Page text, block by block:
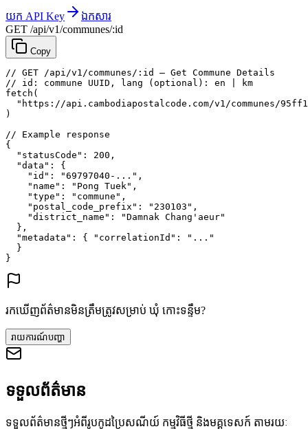
យក API Key
ឯកសារ
GET /api/v1/communes/:id
Copy
// GET /api/v1/communes/:id — Get Commune Details
// id: commune UUID, lang (optional): en | km
fetch (
"https://api.cambodiapostalcode.com/v1/communes/
)
// Example response
{
"statusCode" : 200 ,
"data" : {
"id" : "69797040-..." ,
"name" : "Pong Tuek" ,
"type" : "commune" ,
"postal_code_prefix" : "230103" ,
"district_name" :
"Damnak Chang'aeur"
},
"metadata" : { "correlationId" :
"..."
}
}
រកឃើញព័ត៌មានមិនត្រឹមត្រូវសម្រាប់ ឃុំ កោះទន្ទឹម?
រាយការណ៍បញ្ហា
ទទួលព័ត៌មាន
ទទួលព័ត៌មានថ្មីៗអំពីរូបកូដប្រៃសណីយ៍ កម្មវិធីថ្មី និងមគ្គុទេសក៍ តាមរយៈ